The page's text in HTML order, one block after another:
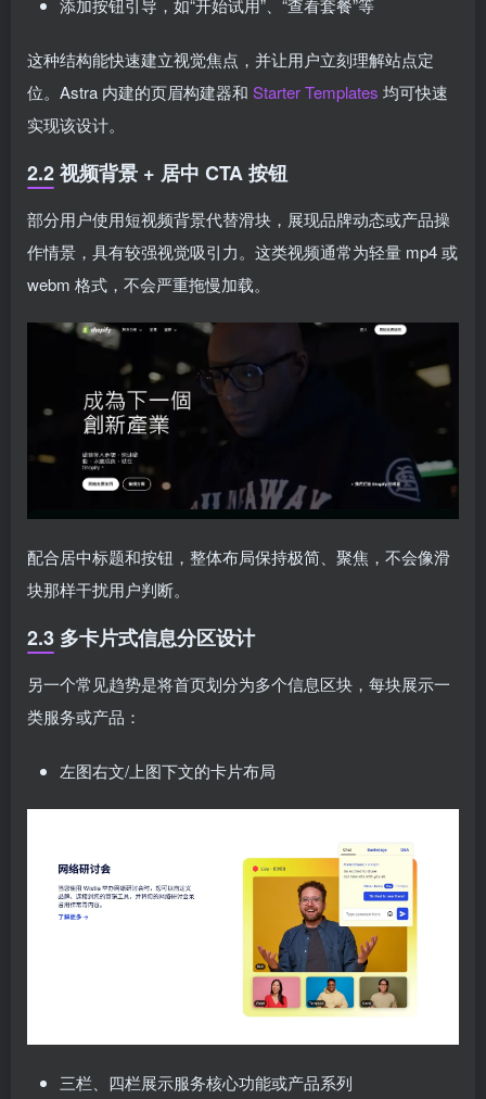
添加按钮引导，如“开始试用”、“查看套餐”等
这种结构能快速建立视觉焦点，并让用户立刻理解站点定
位。Astra 内建的页眉构建器和 Starter Templates 均可快速
实现该设计。
2.2 视频背景 + 居中 CTA 按钮
部分用户使用短视频背景代替滑块，展现品牌动态或产品操
作情景，具有较强视觉吸引力。这类视频通常为轻量 mp4 或
webm 格式，不会严重拖慢加载。
配合居中标题和按钮，整体布局保持极简、聚焦，不会像滑
块那样干扰用户判断。
2.3 多卡片式信息分区设计
另一个常见趋势是将首页划分为多个信息区块，每块展示一
类服务或产品：
左图右文/上图下文的卡片布局
三栏、四栏展示服务核心功能或产品系列